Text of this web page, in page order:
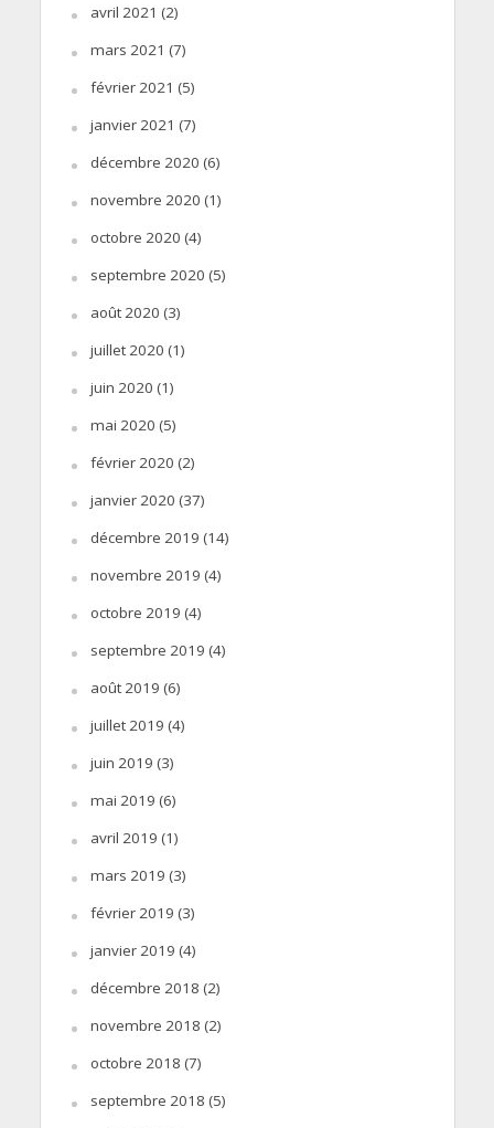
avril 2021 (2)
mars 2021 (7)
février 2021 (5)
janvier 2021 (7)
décembre 2020 (6)
novembre 2020 (1)
octobre 2020 (4)
septembre 2020 (5)
août 2020 (3)
juillet 2020 (1)
juin 2020 (1)
mai 2020 (5)
février 2020 (2)
janvier 2020 (37)
décembre 2019 (14)
novembre 2019 (4)
octobre 2019 (4)
septembre 2019 (4)
août 2019 (6)
juillet 2019 (4)
juin 2019 (3)
mai 2019 (6)
avril 2019 (1)
mars 2019 (3)
février 2019 (3)
janvier 2019 (4)
décembre 2018 (2)
novembre 2018 (2)
octobre 2018 (7)
septembre 2018 (5)